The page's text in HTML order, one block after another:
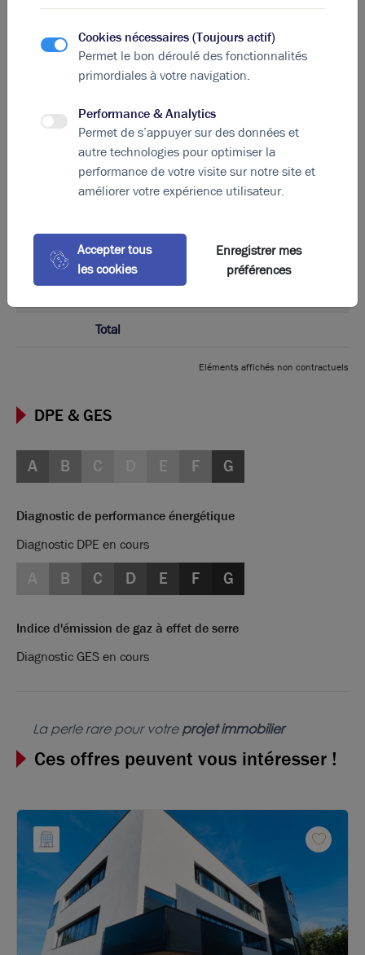
RDC Bureaux
RDC Bureaux
RDC Terrasse
- Parking
- Parking
Total
Eléments affichés non contractuels
DPE & GES
A B C E F G
Diagnostic de performance énergétique
Diagnostic DPE en cours
B C D E F G
Indice d'émission de gaz à effet de serre
Diagnostic GES en cours
La perle rare pour votreprojet immobilier
Ces offres peuvent vous intéresser !
Cookies nécessaires (Toujours actif)
Permet le bon déroulé des fonctionnalités
primordiales à votre navigation.
Performance & Analytics
Permet de s’appuyer sur des données et
autre technologies pour optimiser la
performance de votre visite sur notre site et
améliorer votre expérience utilisateur.
Accepter tous
les cookies
Enregistrer mes
préférences